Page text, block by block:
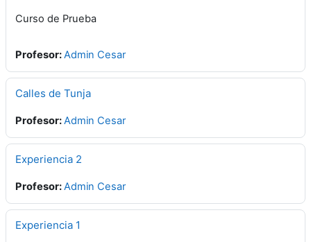
Curso de Prueba
Profesor:Admin Cesar
Calles de Tunja
Profesor:Admin Cesar
Experiencia 2
Profesor:Admin Cesar
Experiencia 1